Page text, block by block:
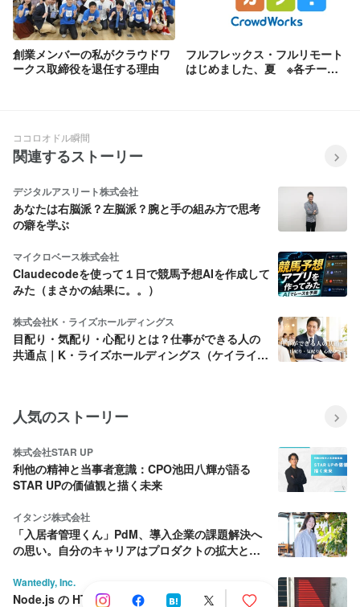
創業メンバーの私がクラウドワ
ークス取締役を退任する理由
フルフレックス・フルリモート
はじめました、夏 ※各チーム
ココロオドル瞬間
関連するストーリー
デジタルアスリート株式会社
あなたは右脳派？左脳派？腕と手の組み方で思考
の癖を学ぶ
マイクロベース株式会社
Claudecodeを使って１日で競馬予想AIを作成して
みた（まさかの結果に。。）
株式会社K・ライズホールディングス
目配り・気配り・心配りとは？仕事ができる人の
共通点｜K・ライズホールディングス（ケイライ
人気のストーリー
株式会社STAR UP
利他の精神と当事者意識：CPO池田八輝が語る
STAR UPの価値観と描く未来
イタンジ株式会社
「入居者管理くん」PdM、導入企業の課題解決へ
の思い。自分のキャリアはプロダクトの拡大と共
Wantedly, Inc.
Node.js の HTTP server を優雅にシャットダウン